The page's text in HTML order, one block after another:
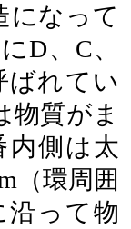
になって
D、C、
ばれてい
物質がま
内側は太
（環周囲
沿って物